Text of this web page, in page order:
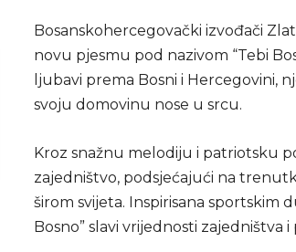
Bosanskohercegovački izvođači
novu pjesmu pod nazivom “Tebi
ljubavi prema Bosni i Hercegovini,
svoju domovinu nose u srcu.
Kroz snažnu melodiju i patriotsku
zajedništvo, podsjećajući na
širom svijeta. Inspirisana sportskim
Bosno” slavi vrijednosti zajedništva i